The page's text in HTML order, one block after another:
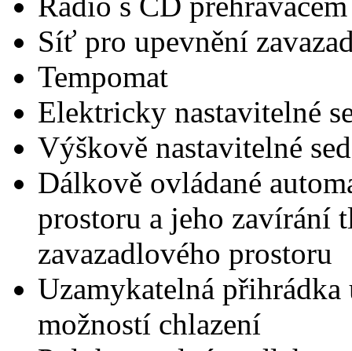
Síť pro upevnění
Tempomat
Elektricky nastavitelné
Výškově nastavitelné
Dálkově ovládané
prostoru a jeho zavírání
zavazadlového prostoru
Uzamykatelná přihrádka
možností chlazení